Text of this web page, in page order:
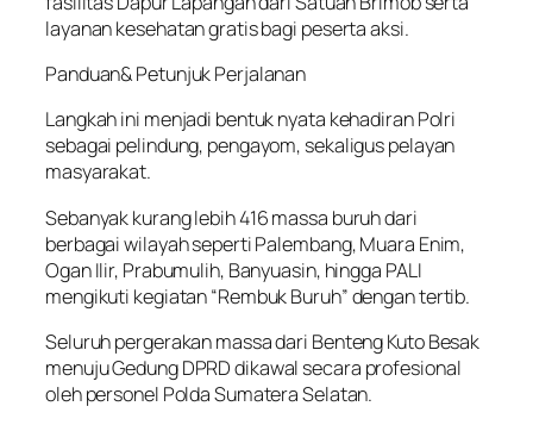
layanan kesehatan gratis bagi peserta aksi.
Panduan& Petunjuk Perjalanan
Langkah ini menjadi bentuk nyata kehadiran Polri
sebagai pelindung, pengayom, sekaligus pelayan
masyarakat.
Sebanyak kurang lebih 416 massa buruh dari
berbagai wilayah seperti Palembang, Muara Enim,
Ogan Ilir, Prabumulih, Banyuasin, hingga PALI
mengikuti kegiatan “Rembuk Buruh” dengan tertib.
Seluruh pergerakan massa dari Benteng Kuto Besak
menuju Gedung DPRD dikawal secara profesional
oleh personel Polda Sumatera Selatan.